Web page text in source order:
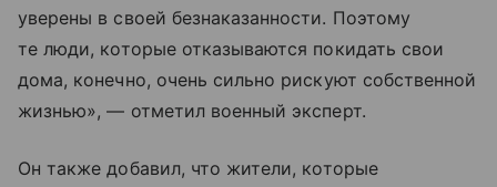
уверены в своей безнаказанности. Поэтому
те люди, которые отказываются покидать свои
дома, конечно, очень сильно рискуют собственной
жизнью», — отметил военный эксперт.
Он также добавил, что жители, которые